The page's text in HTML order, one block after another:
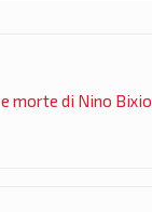
morte di Nino Bixio